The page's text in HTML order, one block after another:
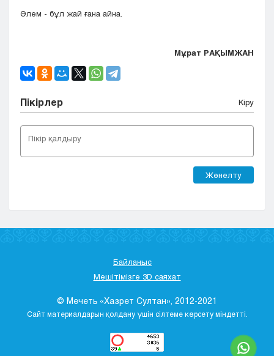
Әлем - бұл жай ғана айна.
Мұрат РАҚЫМЖАН
Пікірлер Кіру
Жөнелту
Байланыс
Мешітімізге 3D саяхат
© Мечеть «Хазрет Султан», 2012-2021
Сайт материалдарын қолдану үшін сілтеме көрсету міндетті.